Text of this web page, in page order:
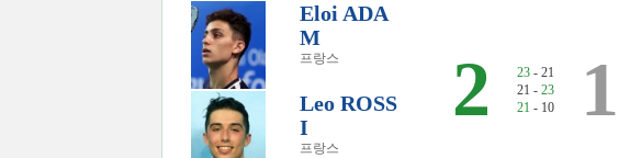
Eloi ADA
M
프랑스
Leo ROSS
I
프랑스
2 23 - 21
21 - 23
21 - 10 1